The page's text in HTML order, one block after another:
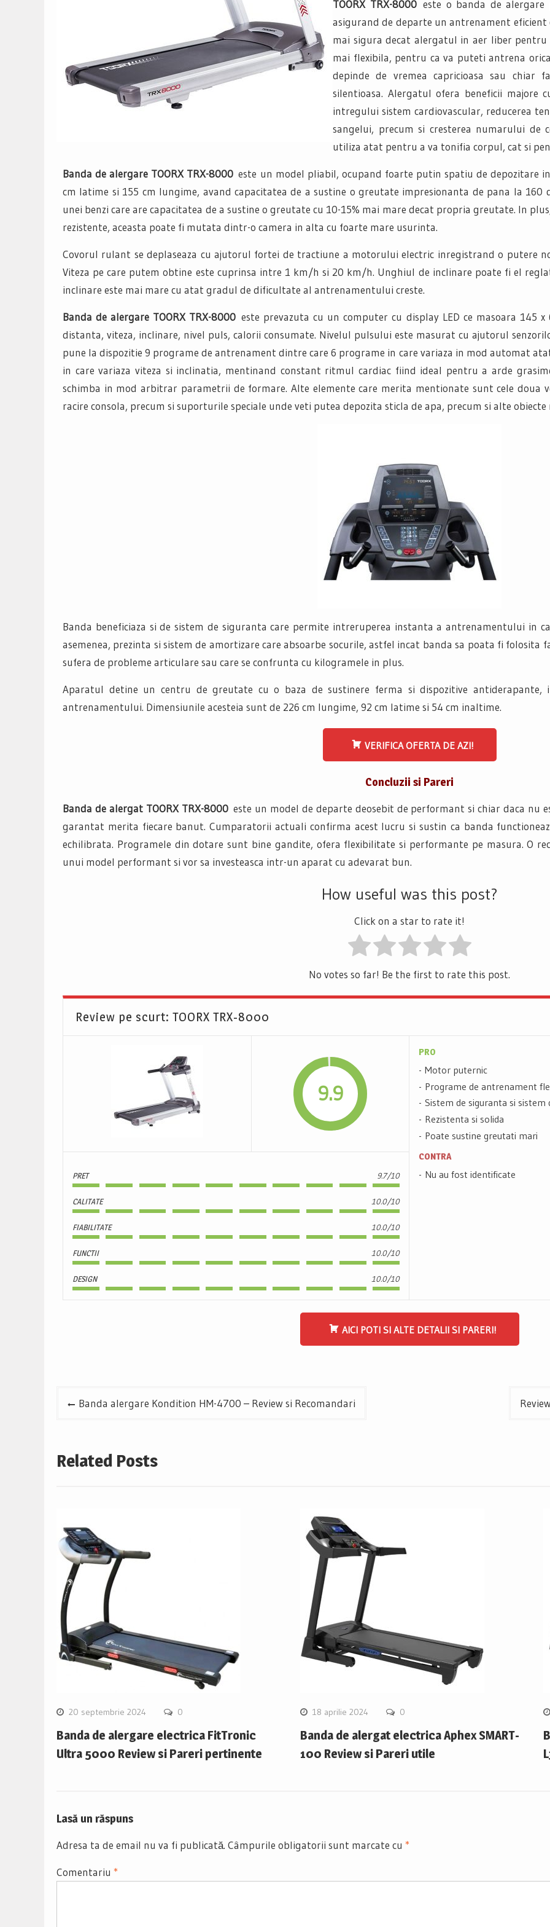
TOORX TRX-8000este o banda de alergare
asigurand de departe un antrenament
mai sigura decat alergatul in aer liber
mai flexibila, pentru ca va puteti antrena
depinde de vremea capricioasa sau chiar
silentioasa. Alergatul ofera beneficii
intregului sistem cardiovascular, reducerea
sangelui, precum si cresterea numarului
utiliza atat pentru a va tonifia corpul, cat si
Banda de alergare TOORX TRX-8000este un model pliabil, ocupand foarte putin spatiu de depozitare
cm latime si 155 cm lungime, avand capacitatea de a sustine o greutate impresionanta de pana la 160
unei benzi care are capacitatea de a sustine o greutate cu 10-15% mai mare decat propria greutate. In
rezistente, aceasta poate fi mutata dintr-o camera in alta cu foarte mare usurinta.
Covorul rulant se deplaseaza cu ajutorul fortei de tractiune a motorului electric inregistrand o putere
Viteza pe care putem obtine este cuprinsa intre 1 km/h si 20 km/h. Unghiul de inclinare poate fi el
inclinare este mai mare cu atat gradul de dificultate al antrenamentului creste.
Banda de alergare TOORX TRX-8000este prevazuta cu un computer cu display LED ce masoara 145
distanta, viteza, inclinare, nivel puls, calorii consumate. Nivelul pulsului este masurat cu ajutorul
pune la dispozitie 9 programe de antrenament dintre care 6 programe in care variaza in mod automat
in care variaza viteza si inclinatia, mentinand constant ritmul cardiac fiind ideal pentru a arde
schimba in mod arbitrar parametrii de formare. Alte elemente care merita mentionate sunt cele doua
racire consola, precum si suporturile speciale unde veti putea depozita sticla de apa, precum si alte obiecte
Banda beneficiaza si de sistem de siguranta care permite intreruperea instanta a antrenamentului in
asemenea, prezinta si sistem de amortizare care absoarbe socurile, astfel incat banda sa poata fi folosita
sufera de probleme articulare sau care se confrunta cu kilogramele in plus.
Aparatul detine un centru de greutate cu o baza de sustinere ferma si dispozitive antiderapante,
antrenamentului. Dimensiunile acesteia sunt de 226 cm lungime, 92 cm latime si 54 cm inaltime.
VERIFICA OFERTA DE AZI!
Concluzii si Pareri
Banda de alergat TOORX TRX-8000 este un model de departe deosebit de performant si chiar daca nu
garantat merita fiecare banut. Cumparatorii actuali confirma acest lucru si sustin ca banda
echilibrata. Programele din dotare sunt bine gandite, ofera flexibilitate si performante pe masura. O
unui model performant si vor sa investeasca intr-un aparat cu adevarat bun.
How useful was this post?
Click on a star to rate it!
No votes so far! Be the first to rate this post.
Review pe scurt: TOORX TRX-8000
9.9
PRET 9.7/10
CALITATE 10.0/10
FIABILITATE 10.0/10
FUNCTII 10.0/10
DESIGN 10.0/10
PRO
Motor puternic
Programe de antrenament
Sistem de siguranta si sistem
Rezistenta si solida
Poate sustine greutati mari
CONTRA
Nu au fost identificate
AICI POTI SI ALTE DETALII SI PARERI!
Banda alergare Kondition HM-4700 – Review si Recomandari
Related Posts
20 septembrie 2024 0
Banda de alergare electrica FitTronic
Ultra 5000 Review si Pareri pertinente
18 aprilie 2024 0
Banda de alergat electrica Aphex SMART-
100 Review si Pareri utile
Lasă un răspuns
Adresa ta de email nu va fi publicată. Câmpurile obligatorii sunt marcate cu *
Comentariu *